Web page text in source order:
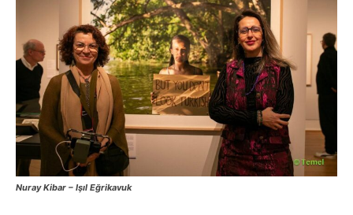
Nuray Kibar – Işıl Eğrikavuk